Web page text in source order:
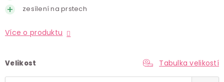
zesílení na prstech
Více o produktu
Velikost Tabulka velikostí